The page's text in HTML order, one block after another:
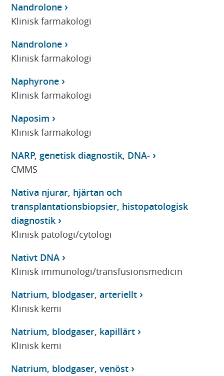
Nandrolone
Klinisk farmakologi
Nandrolone
Klinisk farmakologi
Naphyrone
Klinisk farmakologi
Naposim
Klinisk farmakologi
NARP, genetisk diagnostik, DNA-
CMMS
Nativa njurar, hjärtan och
transplantationsbiopsier, histopatologisk
diagnostik
Klinisk patologi/cytologi
Nativt DNA
Klinisk immunologi/transfusionsmedicin
Natrium, blodgaser, arteriellt
Klinisk kemi
Natrium, blodgaser, kapillärt
Klinisk kemi
Natrium, blodgaser, venöst